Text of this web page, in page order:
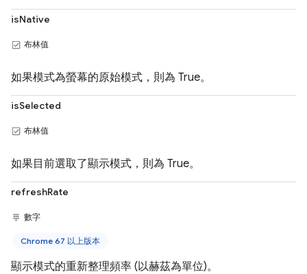
isNative
布林值
如果模式為螢幕的原始模式，則為 True。
isSelected
布林值
如果目前選取了顯示模式，則為 True。
refreshRate
數字
Chrome 67 以上版本
顯示模式的重新整理頻率 (以赫茲為單位)。